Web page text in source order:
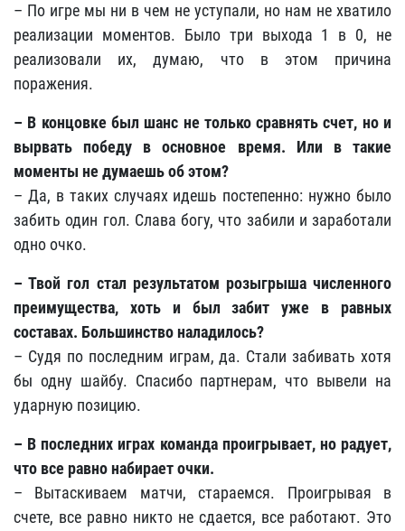
– По игре мы ни в чем не уступали, но нам не хватило
реализации моментов. Было три выхода 1 в 0, не
реализовали их, думаю, что в этом причина
поражения.
– В концовке был шанс не только сравнять счет, но и
вырвать победу в основное время. Или в такие
моменты не думаешь об этом?
– Да, в таких случаях идешь постепенно: нужно было
забить один гол. Слава богу, что забили и заработали
одно очко.
– Твой гол стал результатом розыгрыша численного
преимущества, хоть и был забит уже в равных
составах. Большинство наладилось?
– Судя по последним играм, да. Стали забивать хотя
бы одну шайбу. Спасибо партнерам, что вывели на
ударную позицию.
– В последних играх команда проигрывает, но радует,
что все равно набирает очки.
– Вытаскиваем матчи, стараемся. Проигрывая в
счете, все равно никто не сдается, все работают. Это